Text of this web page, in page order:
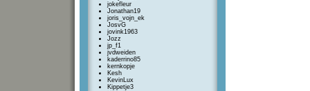
jokefleur
Jonathan19
joris_vojn_ek
JosvG
jovink1963
Jozz
jp_f1
jvdweiden
kaderrino85
kernkopje
Kesh
KevinLux
Kippetje3